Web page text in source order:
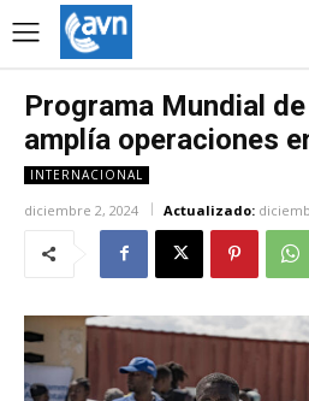
Programa Mundial
amplía operaciones
INTERNACIONAL
diciembre 2, 2024 Actualizado: